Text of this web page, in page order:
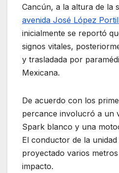
Cancún, a la altura de la
avenida José López
inicialmente se reportó
signos vitales,
y trasladada por
Mexicana.
De acuerdo con los
percance involucró a un
Spark blanco y una
El conductor de la
proyectado varios
impacto.